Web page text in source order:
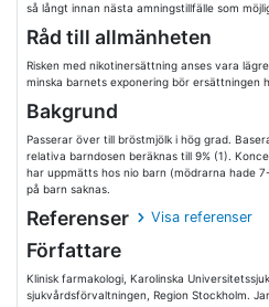
så långt innan nästa amningstillfälle som
Råd till allmänheten
Risken med nikotinersättning anses vara
minska barnets exponering bör ersättningen
Bakgrund
Passerar över till bröstmjölk i hög grad.
relativa barndosen beräknas till 9% (1).
har uppmätts hos nio barn (mödrarna hade
på barn saknas.
Referenser Visa referenser
Författare
Klinisk farmakologi, Karolinska
sjukvårdsförvaltningen, Region Stockholm.